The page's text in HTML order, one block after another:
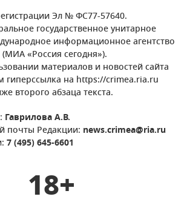
Эл № ФС77-57640.
государственное унитарное
информационное агентство
(МИА «Россия сегодня»).
материалов и новостей сайта
на https://crimea.ria.ru
второго абзаца текста.
Гаврилова А.В.
почты Редакции: news.crimea@ria.ru
7 (495) 645-6601
18+